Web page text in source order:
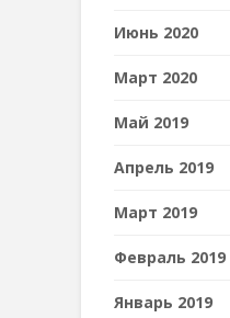
Июнь 2020
Март 2020
Май 2019
Апрель 2019
Март 2019
Февраль 2019
Январь 2019